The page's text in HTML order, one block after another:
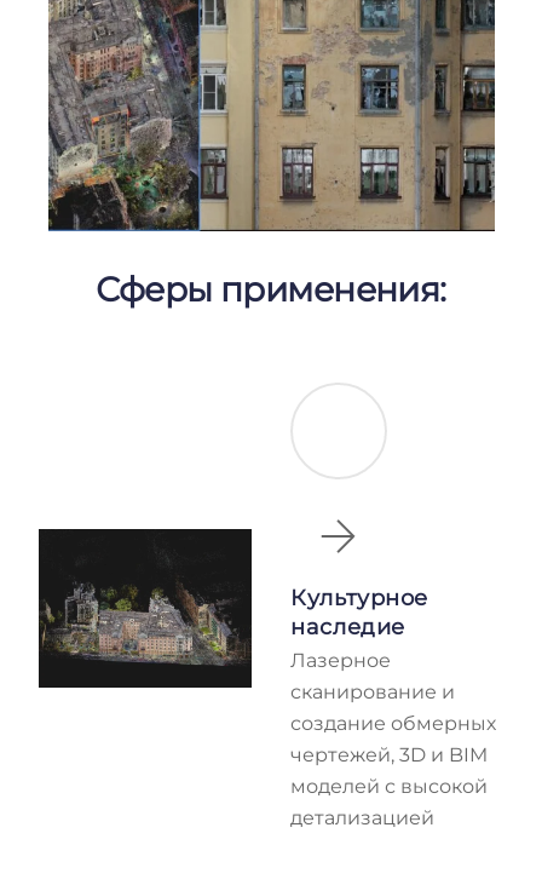
Сферы применения:
Культурное
наследие
Лазерное
сканирование и
создание обмерных
чертежей, 3D и BIM
моделей с высокой
детализацией